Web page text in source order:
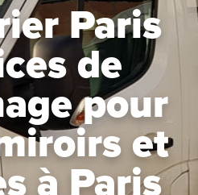
Paris
de
pour
et
à Paris